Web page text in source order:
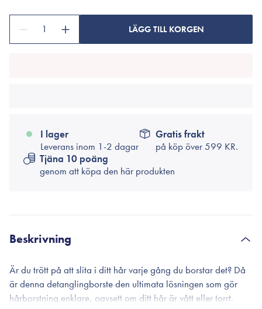
1 LÄGG TILL KORGEN
I lager
Leverans inom 1-2 dagar
Gratis frakt
på köp över599 KR.
Tjäna 10 poäng
genom att köpa den här produkten
Beskrivning
Är du trött på att slita i ditt hår varje gång du borstar det? Då
är denna detanglingborste den ultimata lösningen som gör
hårborstning enklare, oavsett om ditt hår är vått eller torrt.